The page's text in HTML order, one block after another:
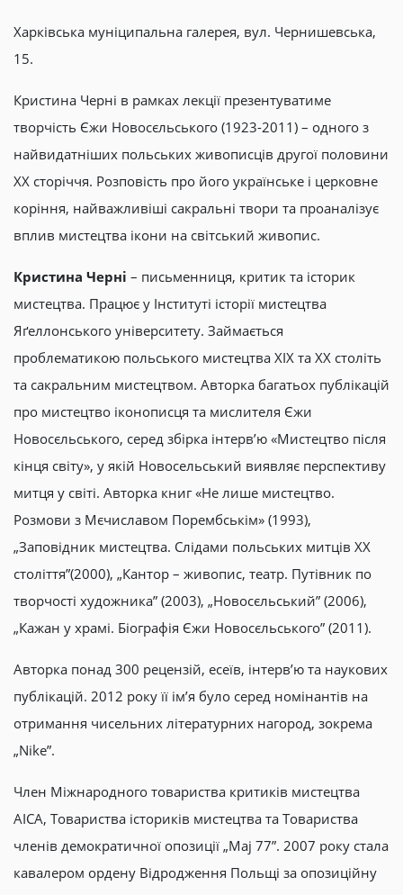
Харківська муніципальна галерея, вул. Чернишевська,
15.
Кристина Черні в рамках лекції презентуватиме
творчість Єжи Новосєльського (1923-2011) – одного з
найвидатніших польських живописців другої половини
ХХ сторіччя. Розповість про його українське і церковне
коріння, найважливіші сакральні твори та проаналізує
вплив мистецтва ікони на світський живопис.
Кристина Черні – письменниця, критик та історик
мистецтва. Працює у Інституті історії мистецтва
Яґеллонського університету. Займається
проблематикою польського мистецтва ХІХ та ХХ століть
та сакральним мистецтвом. Авторка багатьох публікацій
про мистецтво іконописця та мислителя Єжи
Новосєльського, серед збірка інтерв’ю «Мистецтво після
кінця світу», у якій Новосельський виявляє перспективу
митця у світі. Авторка книг «Не лише мистецтво.
Розмови з Мєчиславом Порембськім» (1993),
„Заповідник мистецтва. Слідами польських митців XX
століття”(2000), „Кантор – живопис, театр. Путівник по
творчості художника” (2003), „Новосєльський” (2006),
„Кажан у храмі. Біографія Єжи Новосєльського” (2011).
Авторка понад 300 рецензій, есеїв, інтерв’ю та наукових
публікацій. 2012 року її ім’я було серед номінантів на
отримання чисельних літературних нагород, зокрема
„Nike”.
Член Міжнародного товариства критиків мистецтва
AICA, Товариства істориків мистецтва та Товариства
членів демократичної опозиції „Maj 77”. 2007 року стала
кавалером ордену Відродження Польщі за опозиційну